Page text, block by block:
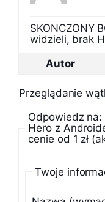
SKONCZONY
widzieli, brak
Autor
Przeglądanie
Odpowiedz
Hero z
cenie od 1 zł
Twoje